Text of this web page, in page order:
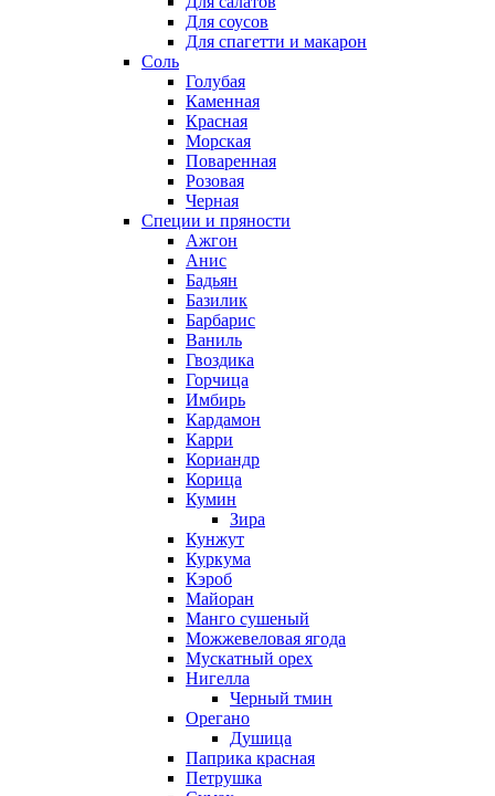
Для соусов
Для спагетти и макарон
Соль
Голубая
Каменная
Красная
Морская
Поваренная
Розовая
Черная
Специи и пряности
Ажгон
Анис
Бадьян
Базилик
Барбарис
Ваниль
Гвоздика
Горчица
Имбирь
Кардамон
Карри
Кориандр
Корица
Кумин
Зира
Кунжут
Куркума
Кэроб
Майоран
Манго сушеный
Можжевеловая ягода
Мускатный орех
Нигелла
Черный тмин
Орегано
Душица
Паприка красная
Петрушка